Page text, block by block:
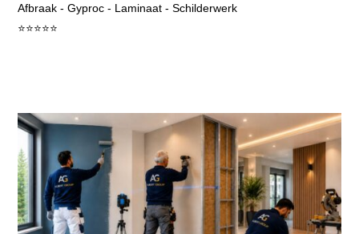
Afbraak - Gyproc - Laminaat - Schilderwerk
⭐️⭐️⭐️⭐️⭐️